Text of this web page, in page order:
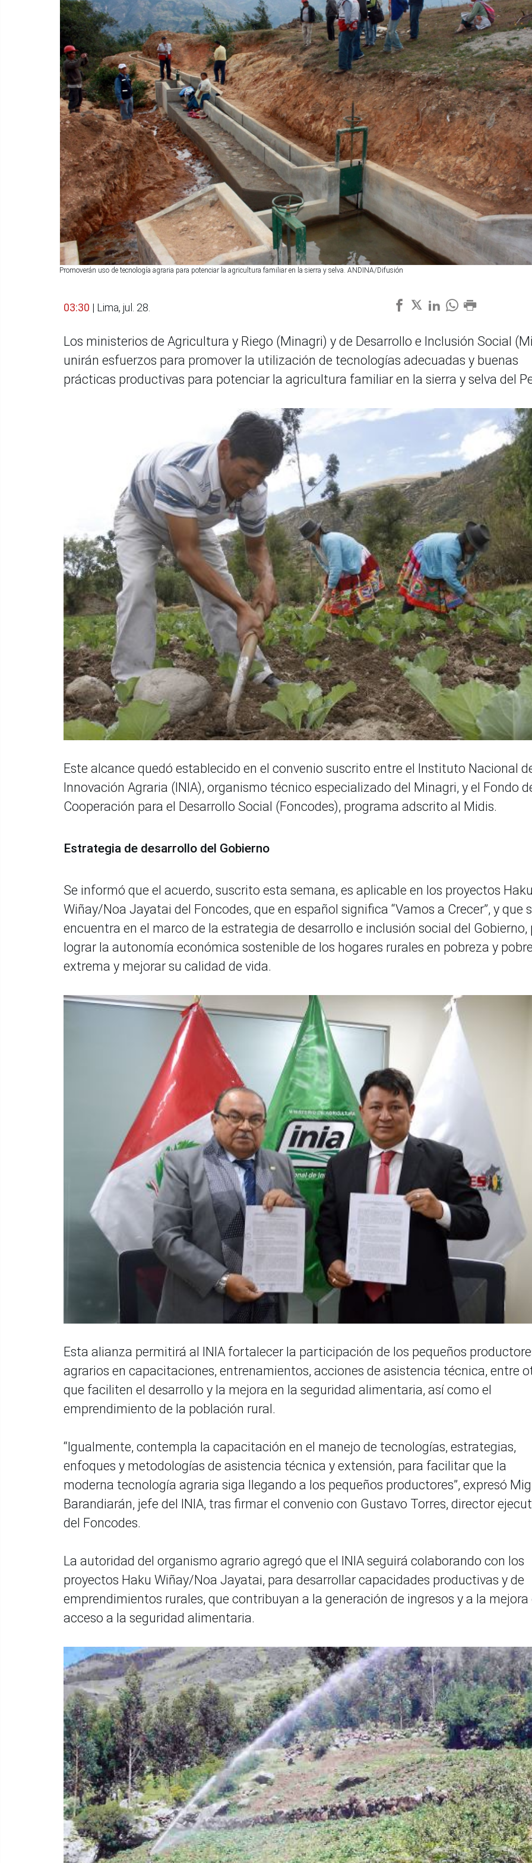
Promoverán uso de tecnología agraria para potenciar la agricultura familiar en la sierra y selva. ANDINA/Difusión
03:30 | Lima, jul. 28.
Los ministerios de Agricultura y Riego (Minagri) y de Desarrollo e Inclusión Social
unirán esfuerzos para promover la utilización de tecnologías adecuadas y buenas
prácticas productivas para potenciar la agricultura familiar en la sierra y selva del
Este alcance quedó establecido en el convenio suscrito entre el Instituto Nacional
Innovación Agraria (INIA), organismo técnico especializado del Minagri, y el Fondo
Cooperación para el Desarrollo Social (Foncodes), programa adscrito al Midis.
Estrategia de desarrollo del Gobierno
Se informó que el acuerdo, suscrito esta semana, es aplicable en los proyectos
Wiñay/Noa Jayatai del Foncodes, que en español significa “Vamos a Crecer”, y que
encuentra en el marco de la estrategia de desarrollo e inclusión social del Gobierno,
lograr la autonomía económica sostenible de los hogares rurales en pobreza y
extrema y mejorar su calidad de vida.
Esta alianza permitirá al INIA fortalecer la participación de los pequeños
agrarios en capacitaciones, entrenamientos, acciones de asistencia técnica, entre
que faciliten el desarrollo y la mejora en la seguridad alimentaria, así como el
emprendimiento de la población rural.
“Igualmente, contempla la capacitación en el manejo de tecnologías, estrategias,
enfoques y metodologías de asistencia técnica y extensión, para facilitar que la
moderna tecnología agraria siga llegando a los pequeños productores”, expresó
Barandiarán, jefe del INIA, tras firmar el convenio con Gustavo Torres, director
del Foncodes.
La autoridad del organismo agrario agregó que el INIA seguirá colaborando con los
proyectos Haku Wiñay/Noa Jayatai, para desarrollar capacidades productivas y de
emprendimientos rurales, que contribuyan a la generación de ingresos y a la mejora
acceso a la seguridad alimentaria.